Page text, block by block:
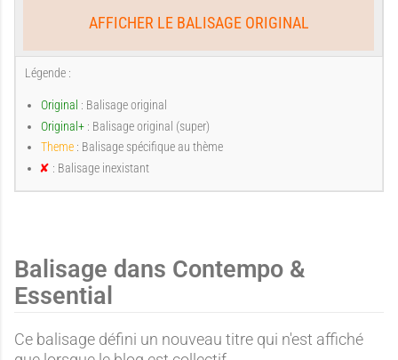
:
A
u
c
:
u
c
g
e
:
A
g
:
O
AFFICHER LE BALISAGE ORIGINAL
Légende :
Original : Balisage original
Original+ : Balisage original (super)
Theme : Balisage spécifique au thème
n
s
t
a
n
: Balisage inexistant
Balisage dans Contempo &
Essential
Ce balisage défini un nouveau titre qui n'est affiché